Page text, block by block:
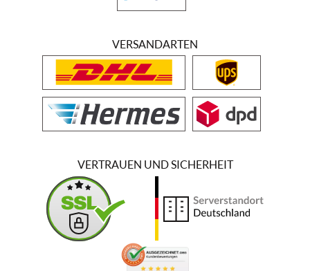
VERSANDARTEN
VERTRAUEN UND SICHERHEIT